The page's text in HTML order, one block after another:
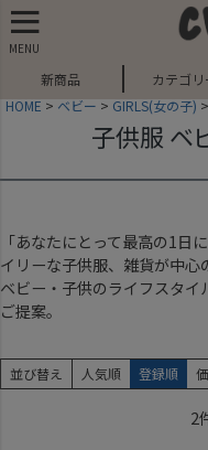
MENU
新商品 カテゴリ
HOME
ベビー GIRLS(女の子)
子供服 ベ
「あなたにとって最高の1日
イリーな子供服、雑貨が中心
ベビー・子供のライフスタ
ご提案。
並び替え 人気順 登録順
2